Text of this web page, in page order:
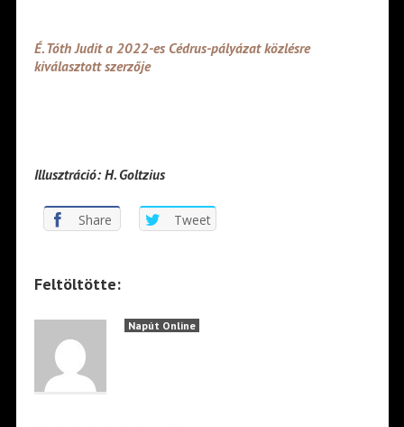
É. Tóth Judit a 2022-es Cédrus-pályázat közlésre
kiválasztott szerzője
Illusztráció: H. Goltzius
Share Tweet
Feltöltötte:
Napút Online